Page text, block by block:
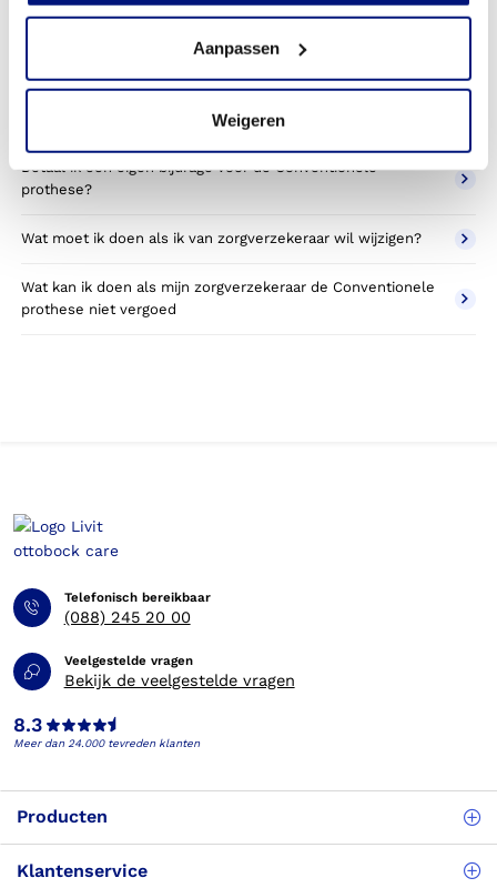
Aanpassen
Weigeren
Wat valt er binnen de vergoeding van een Conventionele
Wordt een Conventionele prothese die ik gebruik voor
sporten betaald door mijn zorgverzekering?
Betaal ik een eigen bijdrage voor de Conventionele
prothese?
Wat moet ik doen als ik van zorgverzekeraar wil wijzigen?
Wat kan ik doen als mijn zorgverzekeraar de Conventionele
prothese niet vergoed
Telefonisch bereikbaar
(088) 245 20 00
Veelgestelde vragen
Bekijk de veelgestelde vragen
8.3
Meer dan 24.000 tevreden klanten
Producten
Klantenservice